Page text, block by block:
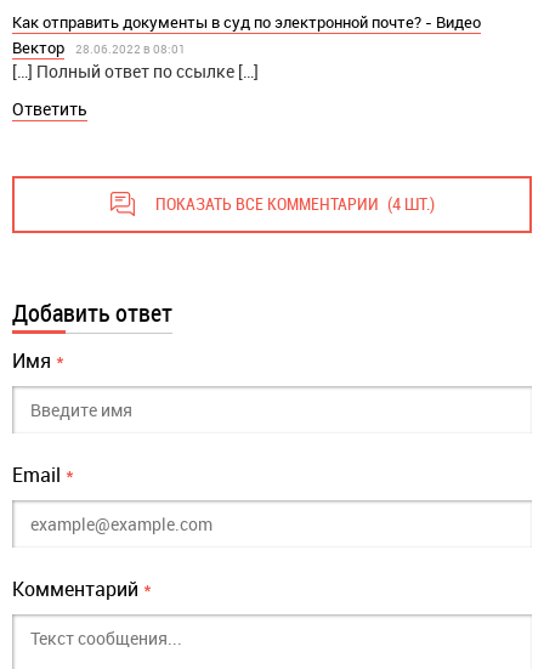
Как отправить документы в суд по электронной почте? - Видео
Вектор
28.06.2022 в 08:01
[…] Полный ответ по ссылке […]
Ответить
ПОКАЗАТЬ ВСЕ КОММЕНТАРИИ (4 ШТ.)
Добавить ответ
Имя *
Email *
Комментарий *